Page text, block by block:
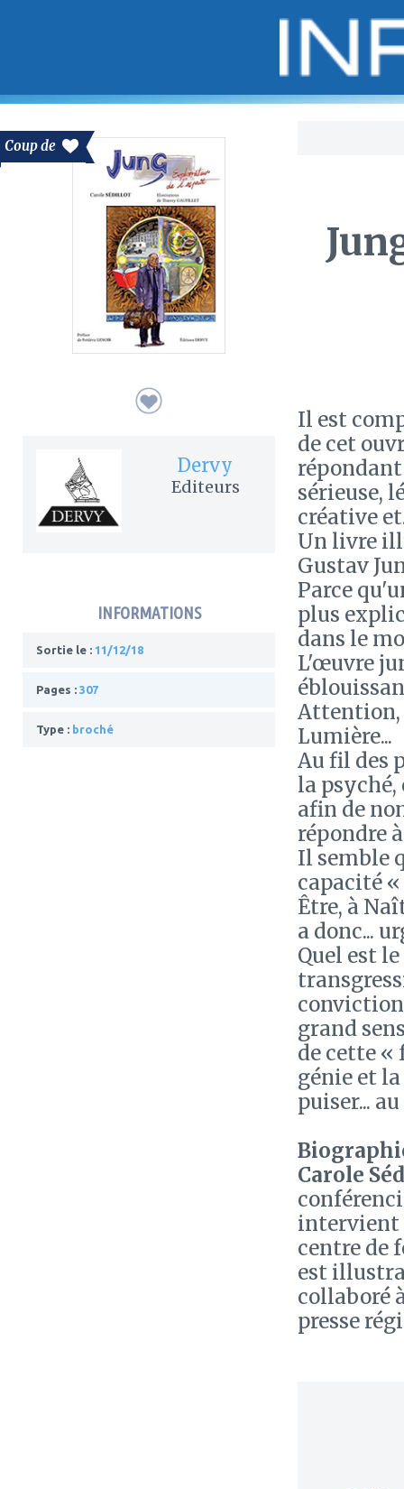
Coup de
Dervy
Editeurs
INFORMATIONS
Sortie le : 11/12/18
Pages : 307
Type : broché
Il est
de cet
sérieuse,
créative
Un livre
Gustav
Parce
plus
dans le
L'œuvre
Attention,
Lumière...
Au fil des
la
afin de
répondre
Il semble
capacité
Être, à
a donc...
Quel est
grand
de cette «
génie et
puiser... au
Carole
intervient
centre de
est
collaboré
presse